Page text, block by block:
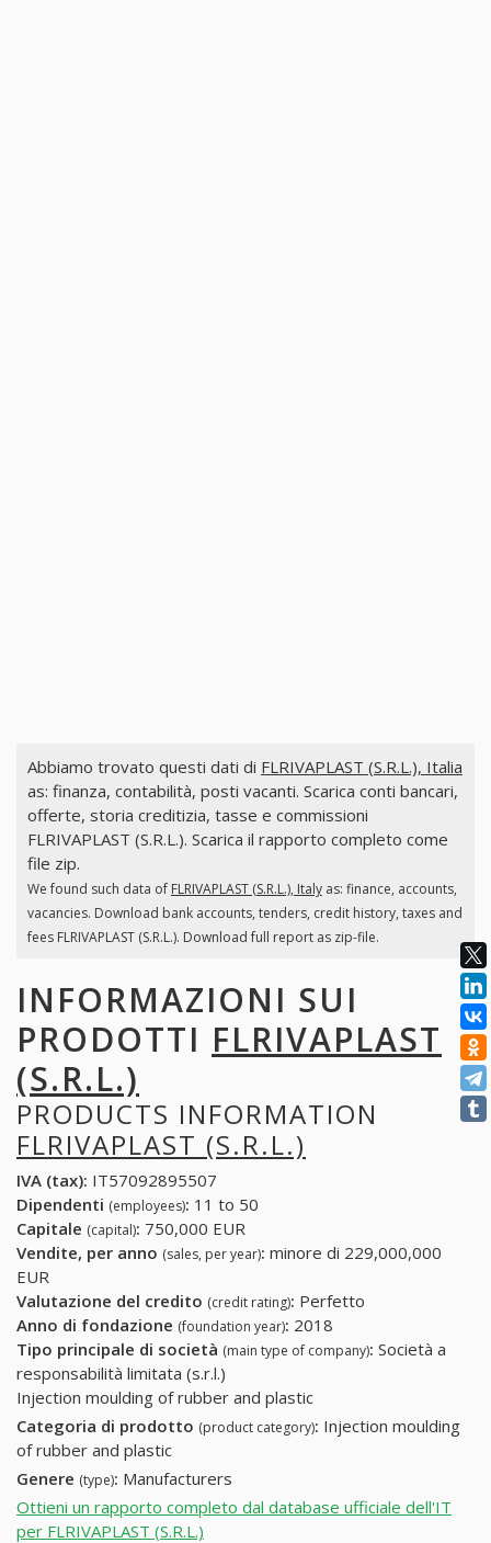
Abbiamo trovato questi dati di FLRIVAPLAST (S.R.L.), Italia
as: finanza, contabilità, posti vacanti. Scarica conti bancari,
offerte, storia creditizia, tasse e commissioni
FLRIVAPLAST (S.R.L.). Scarica il rapporto completo come
file zip.
We found such data of FLRIVAPLAST (S.R.L.), Italyas: finance, accounts,
vacancies. Download bank accounts, tenders, credit history, taxes and
fees FLRIVAPLAST (S.R.L.). Download full report as zip-file.
INFORMAZIONI SUI
PRODOTTI FLRIVAPLAST
(S.R.L.)
PRODUCTS INFORMATION
FLRIVAPLAST (S.R.L.)
IVA (tax): IT57092895507
Dipendenti (employees): 11 to 50
Capitale (capital): 750,000 EUR
Vendite, per anno (sales, per year): minore di 229,000,000
EUR
Valutazione del credito (credit rating): Perfetto
Anno di fondazione (foundation year): 2018
Tipo principale di società (main type of company): Società a
responsabilità limitata (s.r.l.)
Injection moulding of rubber and plastic
Categoria di prodotto (product category): Injection moulding
of rubber and plastic
Genere (type): Manufacturers
Ottieni un rapporto completo dal database ufficiale dell'IT
per FLRIVAPLAST (S.R.L.)